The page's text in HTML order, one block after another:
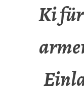
Ki